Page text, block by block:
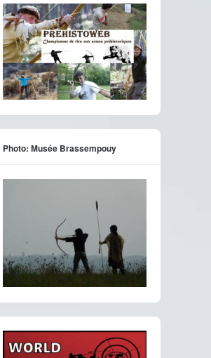
Photo: Musée Brassempouy